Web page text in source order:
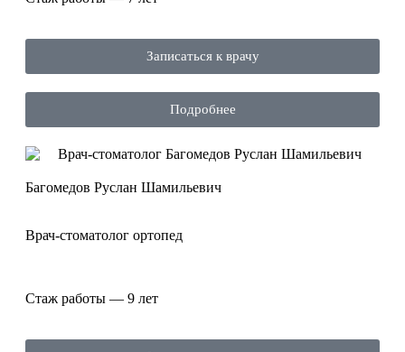
Записаться к врачу
Подробнее
Багомедов Руслан Шамильевич
Врач-стоматолог ортопед
Стаж работы — 9 лет